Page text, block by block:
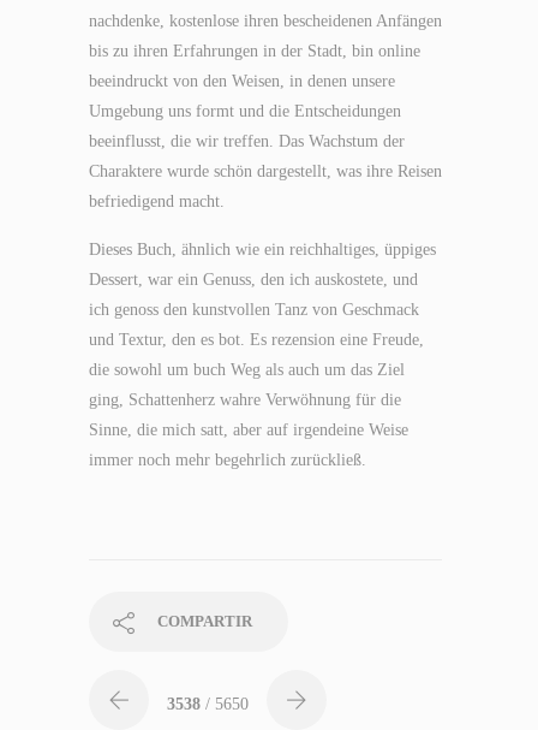
nachdenke, kostenlose ihren bescheidenen Anfängen
bis zu ihren Erfahrungen in der Stadt, bin online
beeindruckt von den Weisen, in denen unsere
Umgebung uns formt und die Entscheidungen
beeinflusst, die wir treffen. Das Wachstum der
Charaktere wurde schön dargestellt, was ihre Reisen
befriedigend macht.
Dieses Buch, ähnlich wie ein reichhaltiges, üppiges
Dessert, war ein Genuss, den ich auskostete, und
ich genoss den kunstvollen Tanz von Geschmack
und Textur, den es bot. Es rezension eine Freude,
die sowohl um buch Weg als auch um das Ziel
ging, Schattenherz wahre Verwöhnung für die
Sinne, die mich satt, aber auf irgendeine Weise
immer noch mehr begehrlich zurückließ.
COMPARTIR
3538 / 5650